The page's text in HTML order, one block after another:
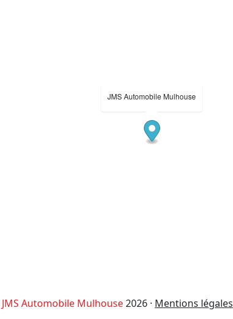
JMS Automobile Mulhouse
JMS Automobile Mulhouse2026 · Mentions légales